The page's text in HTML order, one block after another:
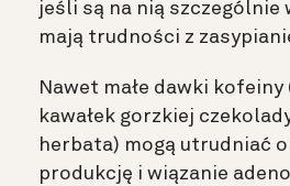
jeśli są na nią szczególnie
mają trudności z
Nawet małe dawki kofeiny
kawałek gorzkiej
herbata) mogą utrudniać
produkcję i wiązanie